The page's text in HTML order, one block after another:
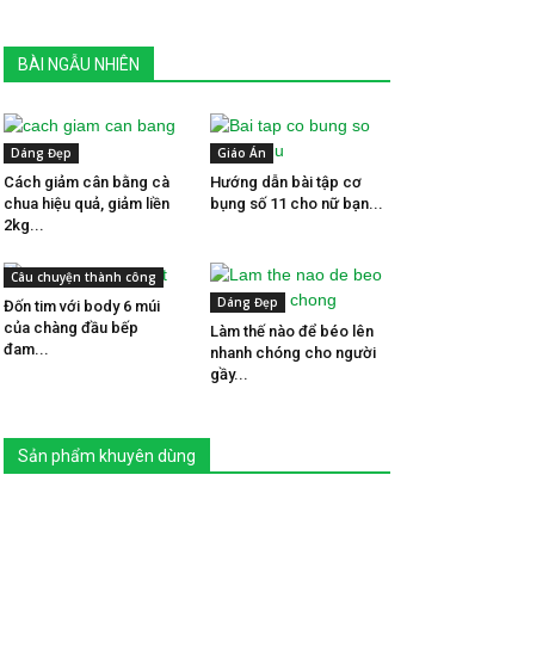
BÀI NGẪU NHIÊN
Dáng Đẹp
Cách giảm cân bằng cà
chua hiệu quả, giảm liền
2kg...
Giáo Án
Hướng dẫn bài tập cơ
bụng số 11 cho nữ bạn...
Câu chuyện thành công
Đốn tim với body 6 múi
của chàng đầu bếp
đam...
Dáng Đẹp
Làm thế nào để béo lên
nhanh chóng cho người
gầy...
Sản phẩm khuyên dùng